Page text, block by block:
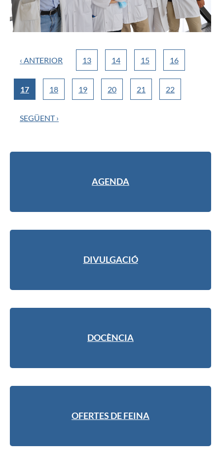
‹ ANTERIOR 13 14 15 16
17 18 19 20 21 22
SEGÜENT ›
AGENDA
DIVULGACIÓ
DOCÈNCIA
OFERTES DE FEINA